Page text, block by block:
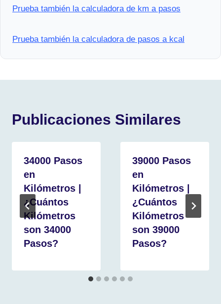
Prueba también la calculadora de km a pasos
Prueba también la calculadora de pasos a kcal
Publicaciones Similares
34000 Pasos
en
Kilómetros |
¿Cuántos
Kilómetros
son 34000
Pasos?
39000 Pasos
en
Kilómetros |
¿Cuántos
Kilómetros
son 39000
Pasos?